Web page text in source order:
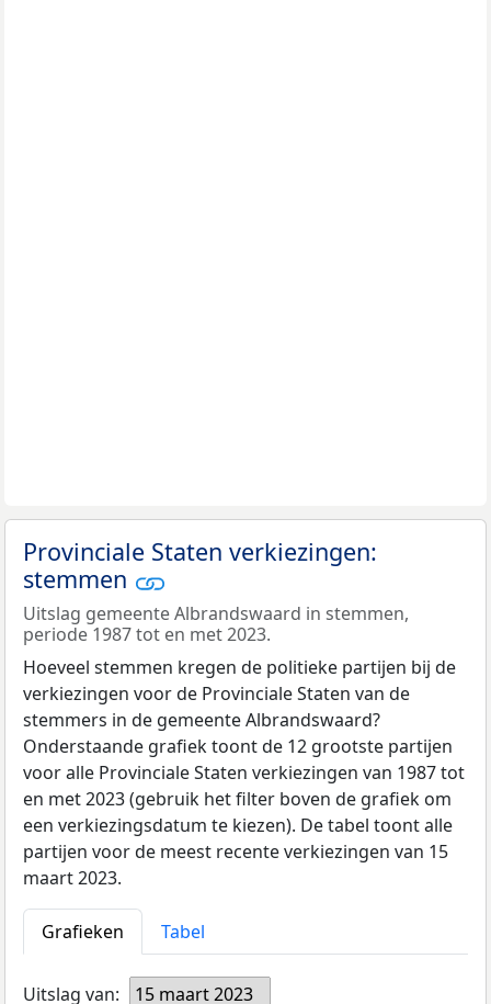
Provinciale Staten verkiezingen:
stemmen
Uitslag gemeente Albrandswaard in stemmen,
periode 1987 tot en met 2023.
Hoeveel stemmen kregen de politieke partijen bij de
verkiezingen voor de Provinciale Staten van de
stemmers in de gemeente Albrandswaard?
Onderstaande grafiek toont de 12 grootste partijen
voor alle Provinciale Staten verkiezingen van 1987 tot
en met 2023 (gebruik het filter boven de grafiek om
een verkiezingsdatum te kiezen). De tabel toont alle
partijen voor de meest recente verkiezingen van 15
maart 2023.
Grafieken Tabel
Uitslag van:
15 maart 2023